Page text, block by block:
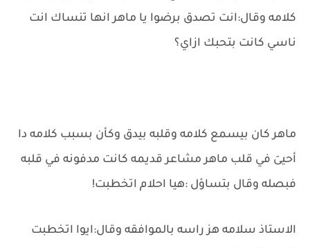
كلامه وقال:انت تصدق برضوا يا ماهر انها تنساك انت
ناسي كانت بتحبك ازاي؟
ماهر كان بيسمع كلامه وقلبه بيدق وكأن بسبب كلامه دا
أحيىَ في قلب ماهر مشاعر قديمه كانت مدفونه في قلبه
فبصله وقال بتساؤل :هيا احلام اتخطبت!
الاستاذ سلامه هز راسه بالموافقه وقال:ايوا اتخطبت